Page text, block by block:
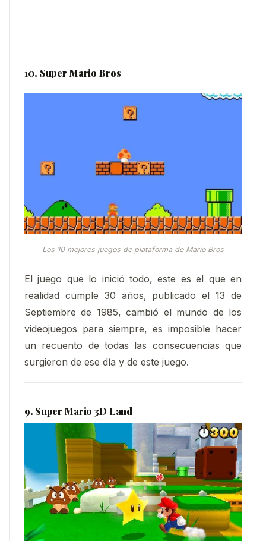
10. Super Mario Bros
Los 10 mejores juegos de plataforma de Mario Bros
El juego que lo inició todo, este es el que en
realidad cumple 30 años, publicado el 13 de
Septiembre de 1985, cambió el mundo de los
videojuegos para siempre, es imposible hacer
un recuento de todas las consecuencias que
surgieron de ese día y de este juego.
9. Super Mario 3D Land